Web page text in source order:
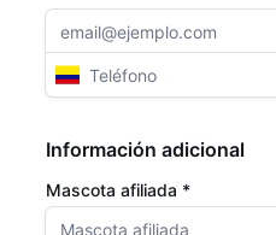
Información adicional
Mascota afiliada *